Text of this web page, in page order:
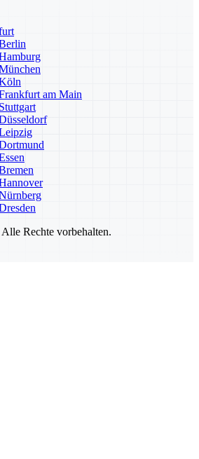
am Main
Rechte vorbehalten.